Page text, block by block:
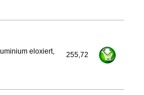
eloxiert,
255,72